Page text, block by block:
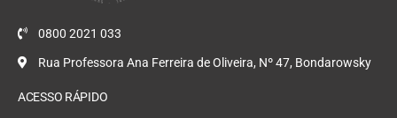
0800 2021 033
Rua Professora Ana Ferreira de Oliveira, Nº 47, Bondarowsky
ACESSO RÁPIDO